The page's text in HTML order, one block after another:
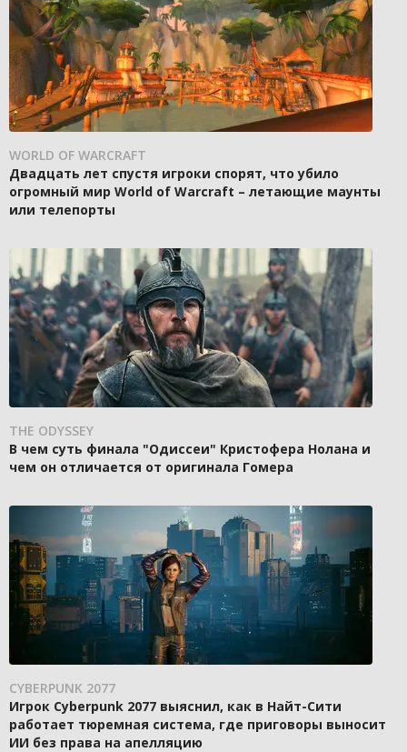
WORLD OF WARCRAFT
Двадцать лет спустя игроки спорят, что убило
огромный мир World of Warcraft – летающие маунты
или телепорты
THE ODYSSEY
В чем суть финала "Одиссеи" Кристофера Нолана и
чем он отличается от оригинала Гомера
CYBERPUNK 2077
Игрок Cyberpunk 2077 выяснил, как в Найт-Сити
работает тюремная система, где приговоры выносит
ИИ без права на апелляцию